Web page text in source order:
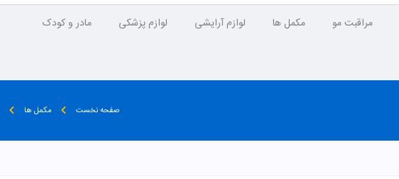
مراقبت مو مکمل ها لوازم آرایشی لوازم پزشکی مادر و کودک
صفحه نخست مکمل ها